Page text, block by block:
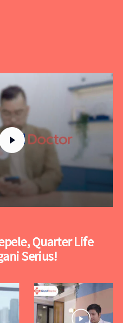
Quarter Life
Serius!